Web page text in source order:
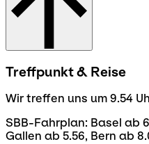
Treffpunkt & Reise
Wir treffen uns um 9.54
SBB-Fahrplan: Basel ab
Gallen ab 5.56, Bern ab